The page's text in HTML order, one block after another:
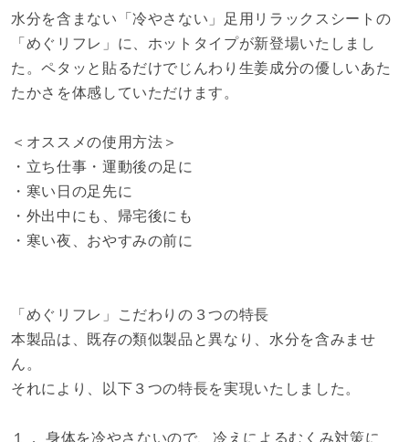
水分を含まない「冷やさない」足用リラックスシートの
「めぐリフレ」に、ホットタイプが新登場いたしまし
た。ペタッと貼るだけでじんわり生姜成分の優しいあた
たかさを体感していただけます。
＜オススメの使用方法＞
・立ち仕事・運動後の足に
・寒い日の足先に
・外出中にも、帰宅後にも
・寒い夜、おやすみの前に
「めぐリフレ」こだわりの３つの特長
本製品は、既存の類似製品と異なり、水分を含みませ
ん。
それにより、以下３つの特長を実現いたしました。
１． 身体を冷やさないので、冷えによるむくみ対策に